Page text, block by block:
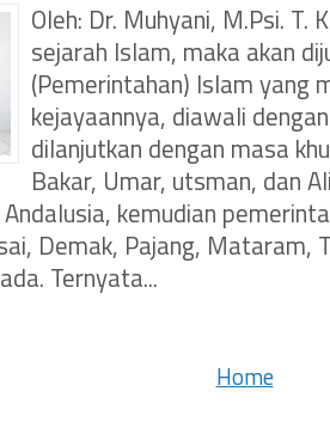
Oleh: Dr. Muhyani, M.Psi. T.
sejarah Islam, maka akan
(Pemerintahan) Islam yang
kejayaannya, diawali
dilanjutkan dengan masa
Bakar, Umar, utsman, dan
Andalusia, kemudian
Demak, Pajang, Mataram,
Ternyata...
Home